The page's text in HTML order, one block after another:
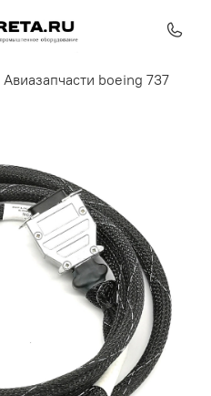
Авиазапчасти boeing 737